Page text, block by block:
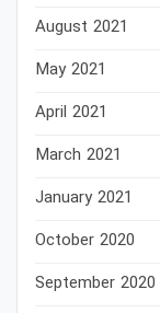
August 2021
May 2021
April 2021
March 2021
January 2021
October 2020
September 2020